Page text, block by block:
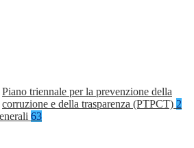
Piano triennale per la prevenzione della
corruzione e della trasparenza (PTPCT) 2
63